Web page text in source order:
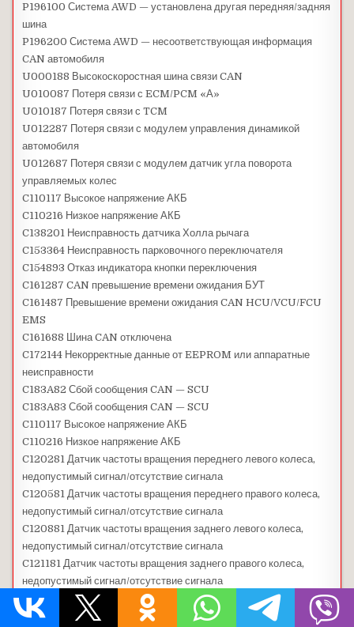
P196100 Система AWD — установлена другая передняя/задняя
шина
P196200 Система AWD — несоответствующая информация
CAN автомобиля
U000188 Высокоскоростная шина связи CAN
U010087 Потеря связи с ECM/PCM «А»
U010187 Потеря связи с TCM
U012287 Потеря связи с модулем управления динамикой
автомобиля
U012687 Потеря связи с модулем датчик угла поворота
управляемых колес
C110117 Высокое напряжение АКБ
C110216 Низкое напряжение АКБ
C138201 Неисправность датчика Холла рычага
C153364 Неисправность парковочного переключателя
C154893 Отказ индикатора кнопки переключения
C161287 CAN превышение времени ожидания БУТ
C161487 Превышение времени ожидания CAN HCU/VCU/FCU
EMS
C161688 Шина CAN отключена
C172144 Некорректные данные от EEPROM или аппаратные
неисправности
C183A82 Сбой сообщения CAN — SCU
C183A83 Сбой сообщения CAN — SCU
C110117 Высокое напряжение АКБ
C110216 Низкое напряжение АКБ
C120281 Датчик частоты вращения переднего левого колеса,
недопустимый сигнал/отсутствие сигнала
C120581 Датчик частоты вращения переднего правого колеса,
недопустимый сигнал/отсутствие сигнала
C120881 Датчик частоты вращения заднего левого колеса,
недопустимый сигнал/отсутствие сигнала
C121181 Датчик частоты вращения заднего правого колеса,
недопустимый сигнал/отсутствие сигнала
C136081 Неустранимая ошибка ESP
C160404 Ошибка аппаратной части ЭБУ